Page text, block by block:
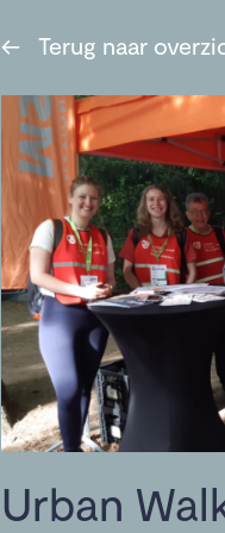
← Terug naar
Urban